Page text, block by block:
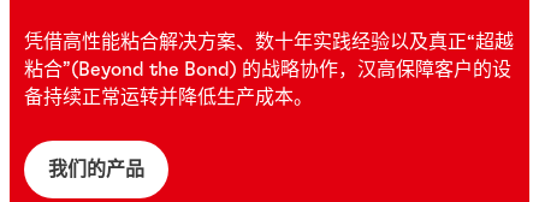
凭借高性能粘合解决方案、数十年实践经验以及真正“超越
粘合”(Beyond the Bond) 的战略协作，汉高保障客户的设
备持续正常运转并降低生产成本。
我们的产品